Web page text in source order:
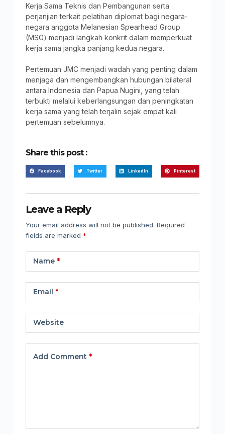
Kerja Sama Teknis dan Pembangunan serta
perjanjian terkait pelatihan diplomat bagi negara-
negara anggota Melanesian Spearhead Group
(MSG) menjadi langkah konkrit dalam memperkuat
kerja sama jangka panjang kedua negara.
Pertemuan JMC menjadi wadah yang penting dalam
menjaga dan mengembangkan hubungan bilateral
antara Indonesia dan Papua Nugini, yang telah
terbukti melalui keberlangsungan dan peningkatan
kerja sama yang telah terjalin sejak empat kali
pertemuan sebelumnya.
Share this post :
Facebook Twitter LinkedIn Pinterest
Leave a Reply
Your email address will not be published. Required
fields are marked *
Name*
Email *
Website
Add Comment *